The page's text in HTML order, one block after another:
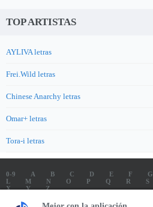
TOP ARTISTAS
AYLIVA letras
Frei.Wild letras
Chinese Anarchy letras
Omar+ letras
Tora-i letras
0-9 A B C D E F G
L
M N O P Q R S
X
Y
Z
LETRAS
SOUNDTRACK LETRAS